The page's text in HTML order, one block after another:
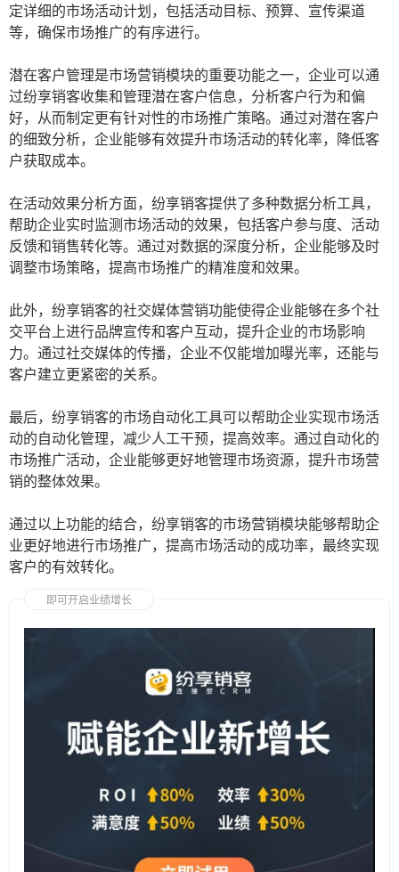
定详细的市场活动计划，包括活动目标、预算、宣传渠道
等，确保市场推广的有序进行。
潜在客户管理是市场营销模块的重要功能之一，企业可以通
过纷享销客收集和管理潜在客户信息，分析客户行为和偏
好，从而制定更有针对性的市场推广策略。通过对潜在客户
的细致分析，企业能够有效提升市场活动的转化率，降低客
户获取成本。
在活动效果分析方面，纷享销客提供了多种数据分析工具，
帮助企业实时监测市场活动的效果，包括客户参与度、活动
反馈和销售转化等。通过对数据的深度分析，企业能够及时
调整市场策略，提高市场推广的精准度和效果。
此外，纷享销客的社交媒体营销功能使得企业能够在多个社
交平台上进行品牌宣传和客户互动，提升企业的市场影响
力。通过社交媒体的传播，企业不仅能增加曝光率，还能与
客户建立更紧密的关系。
最后，纷享销客的市场自动化工具可以帮助企业实现市场活
动的自动化管理，减少人工干预，提高效率。通过自动化的
市场推广活动，企业能够更好地管理市场资源，提升市场营
销的整体效果。
通过以上功能的结合，纷享销客的市场营销模块能够帮助企
业更好地进行市场推广，提高市场活动的成功率，最终实现
客户的有效转化。
即可开启业绩增长